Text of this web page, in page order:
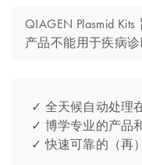
QIAGEN Plasmid
产品不能用于疾病诊
✓ 全天候自动处理
✓ 博学专业的产品
✓ 快速可靠的（再